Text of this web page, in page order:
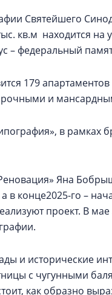
Святейшего
кв.м находится на
– федеральный
179
и
в
Яна
в конце2025-го –
проект. В мае
и исторические
с чугунными
как образно